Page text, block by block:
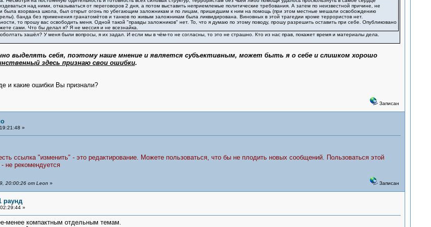
над ними, отказываться от переговоров 2 дня, а потом выставить неприемлемые политические требования. А затем по неизвестной причине, не
была взорвана школа, был открыт огонь по убегающим заложникам и по лицам, пришедшим к ним на помощь (при этом местные мешали освобождению
банда без применения гранатомётов и танков по живым заложникам была ликвидирована. Виновных в этой трагедии кроме террористов нет.
то прошу вас освободить меня. Одной такой "правды заложников" нет. То, что я думаю по этому поводу, прошу разрешить оставить при себе. Опубликовано
сами. Что бы делал я? Я не мессия и не всезнайка.
зашёл? У меня были вопросы, я их задал. И если мы в чём-то не согласны, то это не страшно. Кто из нас прав, покажет время и материалы дела.
выделять себя, поэтому наше мнение и является субъективным, может быть я о себе и слишком хорошо
здесь признаю свои ошибки.
и какие ошибки Вы признали?
Записан
»
ссылка "изменить" - это редактирование. Можете пользоваться, что бы не плодить новых сообщений. Пользоваться этой
не рекомендуется
20:00:26 от Leon » Записан
раунд
»
менее компактным отдельным темам.